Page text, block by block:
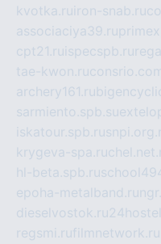
kvotka.ru iron-snab.ru
associaciya39.ru
cpt21.ru ispecspb.ru
tae-kwon.ru
archery161.ru
sarmiento.spb.su
iskatour.spb.ru
krygeva-spa.ru
hl-beta.spb.ru
epoha-metalband.ru
dieselvostok.ru
regsmi.rufilmnetwork.ru